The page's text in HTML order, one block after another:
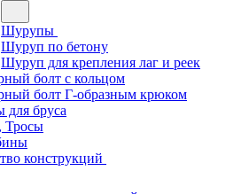
Шурупы
Шуруп по бетону
Шуруп для крепления лаг и реек
болт с кольцом
болт Г-образным крюком
для бруса
Тросы
конструкций